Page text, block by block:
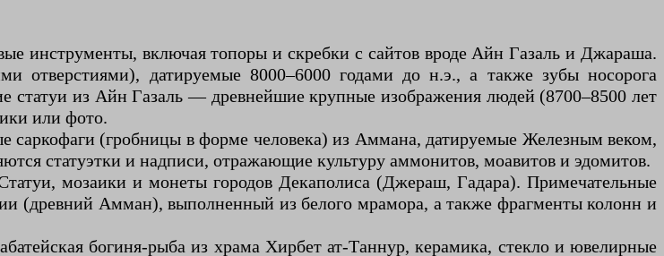
инструменты, включая топоры и скребки с сайтов вроде Айн Газаль и Джараша.
отверстиями), датируемые 8000–6000 годами до н.э., а также зубы носорога
статуи из Айн Газаль — древнейшие крупные изображения людей (8700–8500 лет
или фото.
(гробницы в форме человека) из Аммана, датируемые Железным веком,
статуэтки и надписи, отражающие культуру аммонитов, моавитов и эдомитов.
мозаики и монеты городов Декаполиса (Джераш, Гадара). Примечательные
(древний Амман), выполненный из белого мрамора, а также фрагменты колонн и
богиня-рыба из храма Хирбет ат-Таннур, керамика, стекло и ювелирные